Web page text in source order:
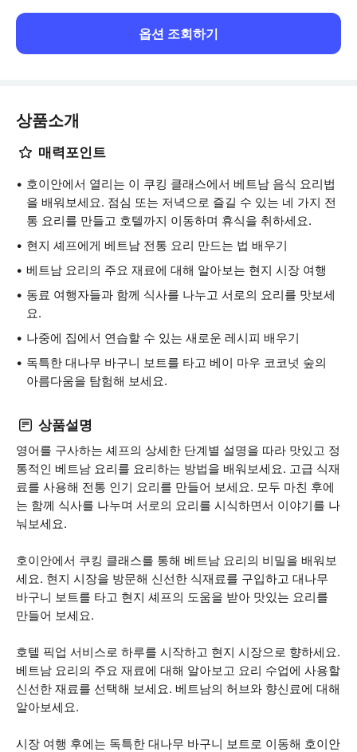
옵션 조회하기
상품소개
매력포인트
호이안에서 열리는 이 쿠킹 클래스에서 베트남 음식 요리법
을 배워보세요. 점심 또는 저녁으로 즐길 수 있는 네 가지 전
통 요리를 만들고 호텔까지 이동하며 휴식을 취하세요.
현지 셰프에게 베트남 전통 요리 만드는 법 배우기
베트남 요리의 주요 재료에 대해 알아보는 현지 시장 여행
동료 여행자들과 함께 식사를 나누고 서로의 요리를 맛보세
요.
나중에 집에서 연습할 수 있는 새로운 레시피 배우기
독특한 대나무 바구니 보트를 타고 베이 마우 코코넛 숲의
아름다움을 탐험해 보세요.
상품설명
영어를 구사하는 셰프의 상세한 단계별 설명을 따라 맛있고 정
통적인 베트남 요리를 요리하는 방법을 배워보세요. 고급 식재
료를 사용해 전통 인기 요리를 만들어 보세요. 모두 마친 후에
는 함께 식사를 나누며 서로의 요리를 시식하면서 이야기를 나
눠보세요.
호이안에서 쿠킹 클래스를 통해 베트남 요리의 비밀을 배워보
세요. 현지 시장을 방문해 신선한 식재료를 구입하고 대나무
바구니 보트를 타고 현지 셰프의 도움을 받아 맛있는 요리를
만들어 보세요.
호텔 픽업 서비스로 하루를 시작하고 현지 시장으로 향하세요.
베트남 요리의 주요 재료에 대해 알아보고 요리 수업에 사용할
신선한 재료를 선택해 보세요. 베트남의 허브와 향신료에 대해
알아보세요.
시장 여행 후에는 독특한 대나무 바구니 보트로 이동해 호이안